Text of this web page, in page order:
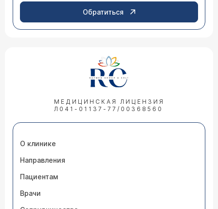
Обратиться
МЕДИЦИНСКАЯ ЛИЦЕНЗИЯ
Л041-01137-77/00368560
О клинике
Направления
Пациентам
Врачи